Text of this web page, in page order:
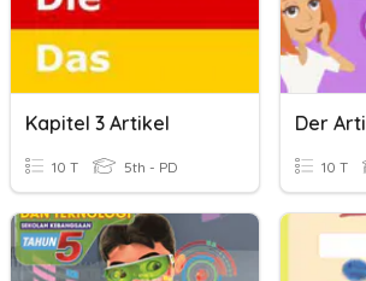
Kapitel 3 Artikel
10 T 5th - PD
Der
10 T